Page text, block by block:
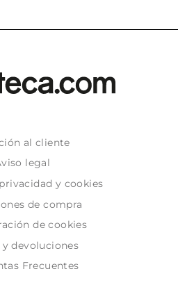
al cliente
legal
y cookies
de compra
de cookies
y devoluciones
Frecuentes